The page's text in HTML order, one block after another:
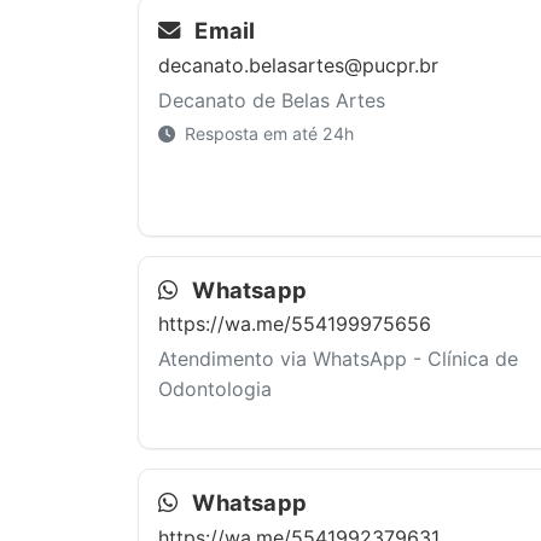
Email
decanato.belasartes@pucpr.br
Decanato de Belas Artes
Resposta em até 24h
Whatsapp
https://wa.me/554199975656
Atendimento via WhatsApp - Clínica de
Odontologia
Whatsapp